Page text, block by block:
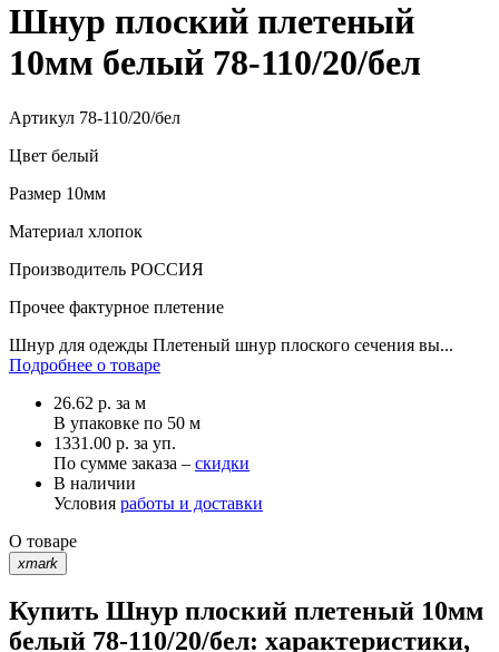
Шнур плоский плетеный
10мм белый 78-110/20/бел
Артикул 78-110/20/бел
Цвет белый
Размер 10мм
Материал хлопок
Производитель РОССИЯ
Прочее фактурное плетение
Шнур для одежды Плетеный шнур плоского сечения вы...
Подробнее о товаре
26.62 р. за м
В упаковке по 50 м
1331.00 р. за уп.
По сумме заказа – скидки
В наличии
Условия работы и доставки
О товаре
xmark
Купить Шнур плоский плетеный 10мм
белый 78-110/20/бел: характеристики,